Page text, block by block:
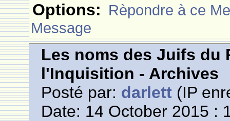
Options: Rèpondre à ce
Message
Les noms des Juifs du
l'Inquisition - Archives
Posté par: darlett (IP
Date: 14 October 2015 :